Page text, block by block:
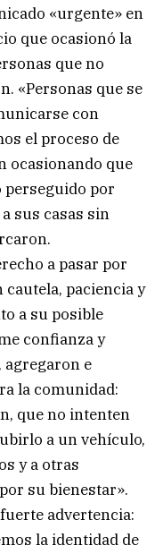
«urgente» en
que ocasionó la
que no
«Personas que se
con
el proceso de
ocasionando que
perseguido por
sus casas sin
a pasar por
cautela, paciencia y
a su posible
confianza y
agregaron e
la comunidad:
que no intenten
a un vehículo,
y a otras
su bienestar».
advertencia:
la identidad de